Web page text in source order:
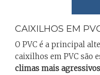
CAIXILHOS EM
O PVC é a principal
caixilhos em PVC são
climas mais agressivos